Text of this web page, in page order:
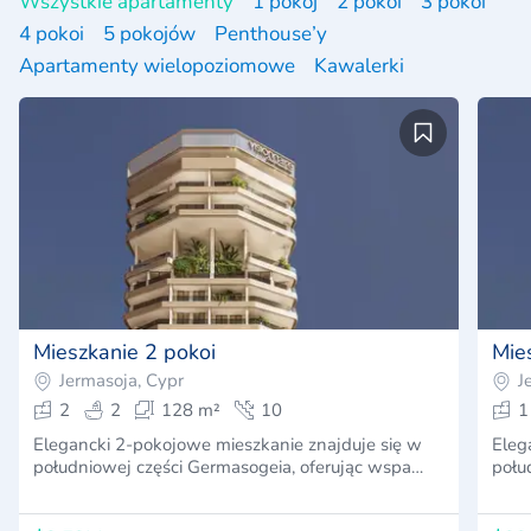
4 pokoi
5 pokojów
Penthouse’y
Apartamenty wielopoziomowe
Kawalerki
Mieszkanie 2 pokoi
Jermasoja, Cypr
2
2 128 m²
10
Elegancki 2-pokojowe mieszkanie znajduje się w
południowej części Germasogeia, oferując wspa…
1